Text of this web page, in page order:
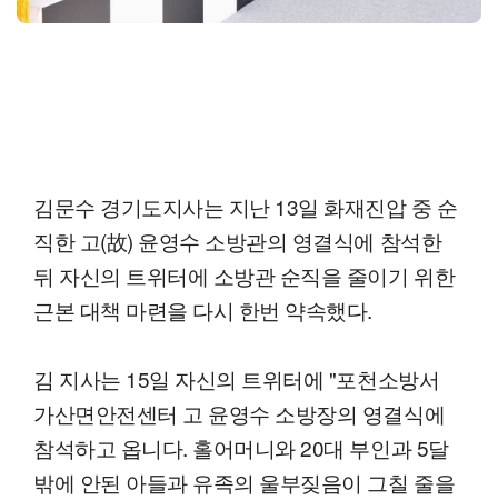
김문수 경기도지사는 지난 13일 화재진압 중 순
직한 고(故) 윤영수 소방관의 영결식에 참석한
뒤 자신의 트위터에 소방관 순직을 줄이기 위한
근본 대책 마련을 다시 한번 약속했다.
김 지사는 15일 자신의 트위터에 "포천소방서
가산면안전센터 고 윤영수 소방장의 영결식에
참석하고 옵니다. 홀어머니와 20대 부인과 5달
밖에 안된 아들과 유족의 울부짖음이 그칠 줄을